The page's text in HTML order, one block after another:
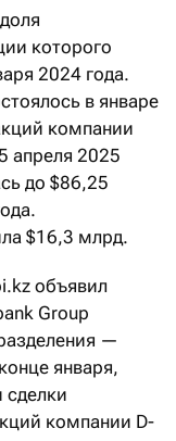
которого
2024 года.
в январе
компании
апреля 2025
до $86,25
$16,3 млрд.
объявил
Group
—
января,
компании D-